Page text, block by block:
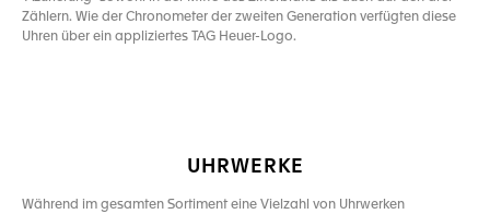
Zählern. Wie der Chronometer der zweiten Generation verfügten diese
Uhren über ein appliziertes TAG Heuer-Logo.
UHRWERKE
Während im gesamten Sortiment eine Vielzahl von Uhrwerken